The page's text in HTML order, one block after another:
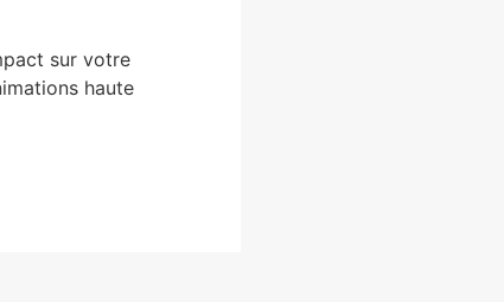
sur votre
haute